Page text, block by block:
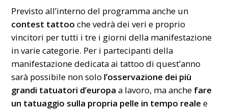
Previsto all’interno del programma anche un
contest tattoo che vedrà dei veri e proprio
vincitori per tutti i tre i giorni della manifestazione
in varie categorie. Per i partecipanti della
manifestazione dedicata ai tattoo di quest’anno
sarà possibile non solo l’osservazione dei più
grandi tatuatori d’europa a lavoro, ma anche fare
un tatuaggio sulla propria pelle in tempo reale e